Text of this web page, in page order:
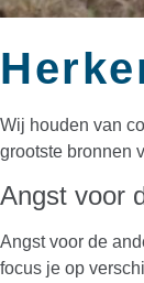
Wij houden van
grootste bronnen
Angst voor
Angst voor de
focus je op